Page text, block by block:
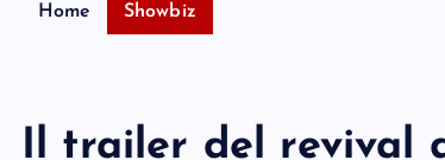
Home Showbiz
Il trailer del revival